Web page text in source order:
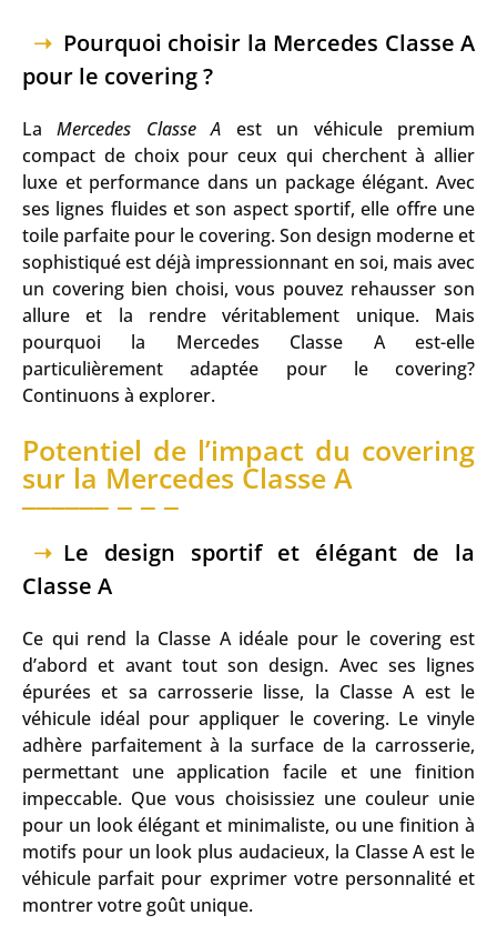
Pourquoi choisir la Mercedes Classe A
pour le covering ?
LaMercedes Classe A est un véhicule premium
compact de choix pour ceux qui cherchent à allier
luxe et performance dans un package élégant. Avec
ses lignes fluides et son aspect sportif, elle offre une
toile parfaite pour le covering. Son design moderne et
sophistiqué est déjà impressionnant en soi, mais avec
un covering bien choisi, vous pouvez rehausser son
allure et la rendre véritablement unique. Mais
pourquoi la Mercedes Classe A est-elle
particulièrement adaptée pour le covering?
Continuons à explorer.
Potentiel de l’impact du covering
sur la Mercedes Classe A
Le design sportif et élégant de la
Classe A
Ce qui rend la Classe A idéale pour le covering est
d’abord et avant tout son design. Avec ses lignes
épurées et sa carrosserie lisse, la Classe A est le
véhicule idéal pour appliquer le covering. Le vinyle
adhère parfaitement à la surface de la carrosserie,
permettant une application facile et une finition
impeccable. Que vous choisissiez une couleur unie
pour un look élégant et minimaliste, ou une finition à
motifs pour un look plus audacieux, la Classe A est le
véhicule parfait pour exprimer votre personnalité et
montrer votre goût unique.